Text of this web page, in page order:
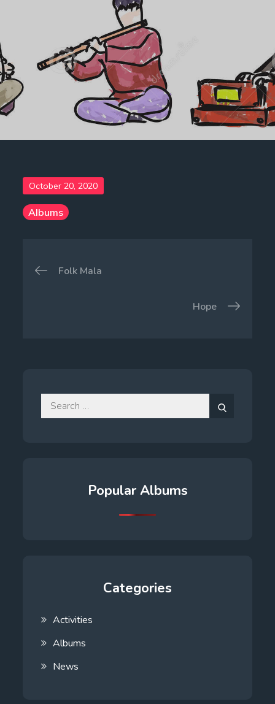
Posted
on
October 20, 2020
Albums
Post
Folk Mala
Hope
Search
for:
Popular Albums
Categories
Activities
Albums
News